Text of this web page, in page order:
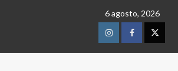
6 agosto, 2026
InstagramFacebookTwitter